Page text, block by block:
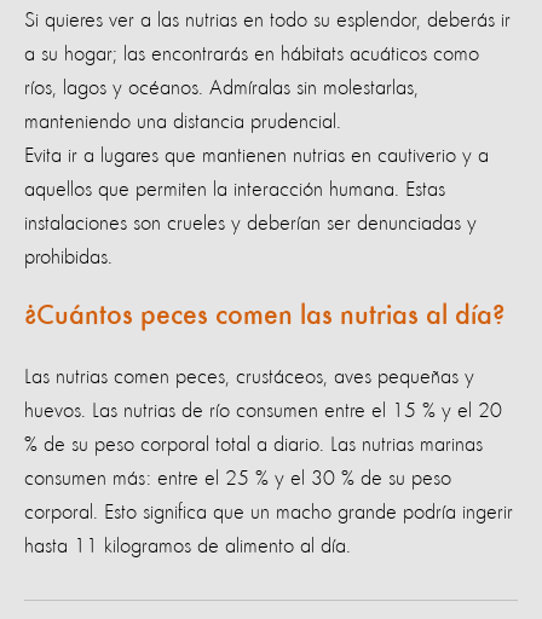
Si quieres ver a las nutrias en todo su esplendor, deberás ir
a su hogar; las encontrarás en hábitats acuáticos como
ríos, lagos y océanos. Admíralas sin molestarlas,
manteniendo una distancia prudencial.
Evita ir a lugares que mantienen nutrias en cautiverio y a
aquellos que permiten la interacción humana. Estas
instalaciones son crueles y deberían ser denunciadas y
prohibidas.
¿Cuántos peces comen las nutrias al día?
Las nutrias comen peces, crustáceos, aves pequeñas y
huevos. Las nutrias de río consumen entre el 15 % y el 20
% de su peso corporal total a diario. Las nutrias marinas
consumen más: entre el 25 % y el 30 % de su peso
corporal. Esto significa que un macho grande podría ingerir
hasta 11 kilogramos de alimento al día.